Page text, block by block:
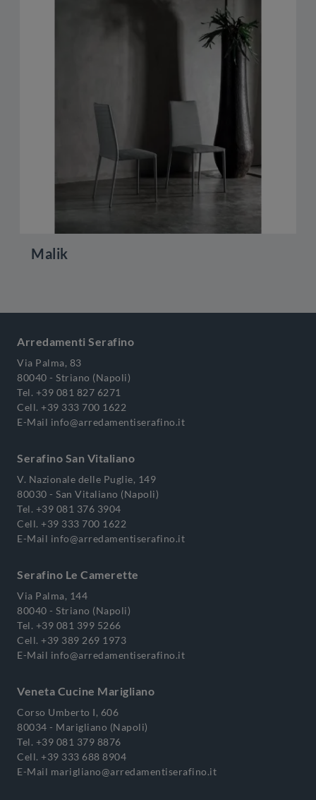
Malik
Arredamenti Serafino
Via Palma, 83
80040 - Striano (Napoli)
Tel. +39 081 827 6271
Cell. +39 333 700 1622
E-Mail info@arredamentiserafino.it
Serafino San Vitaliano
V. Nazionale delle Puglie, 149
80030 - San Vitaliano (Napoli)
Tel. +39 081 376 3904
Cell. +39 333 700 1622
E-Mail info@arredamentiserafino.it
Serafino Le Camerette
Via Palma, 144
80040 - Striano (Napoli)
Tel. +39 081 399 5266
Cell. +39 389 269 1973
E-Mail info@arredamentiserafino.it
Veneta Cucine Marigliano
Corso Umberto I, 606
80034 - Marigliano (Napoli)
Tel. +39 081 379 8876
Cell. +39 333 688 8904
E-Mail marigliano@arredamentiserafino.it